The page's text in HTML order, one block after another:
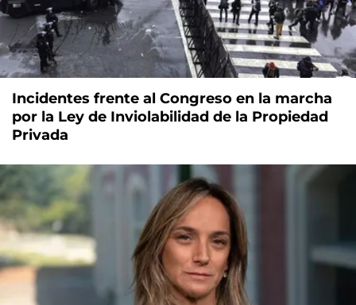
Incidentes frente al Congreso en la marcha
por la Ley de Inviolabilidad de la Propiedad
Privada